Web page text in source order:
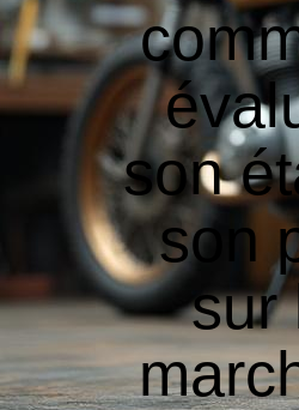
son
son
sur